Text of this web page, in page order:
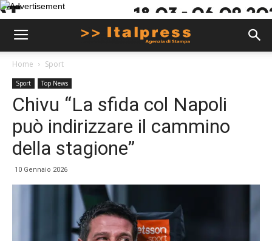
Home Sport
Sport Top News
Chivu “La sfida col Napoli
può indirizzare il cammino
della stagione”
10 Gennaio 2026